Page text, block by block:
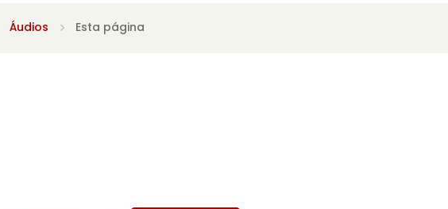
Áudios Esta página